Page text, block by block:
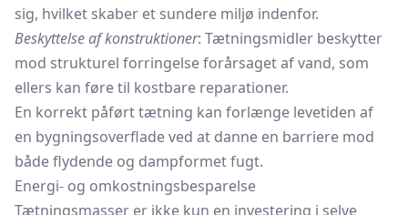
sig, hvilket skaber et sundere miljø indenfor.
Beskyttelse af konstruktioner: Tætningsmidler beskytter
mod strukturel forringelse forårsaget af vand, som
ellers kan føre til kostbare reparationer.
En korrekt påført tætning kan forlænge levetiden af
en bygningsoverflade ved at danne en barriere mod
både flydende og dampformet fugt.
Energi- og omkostningsbesparelse
Tætningsmasser er ikke kun en investering i selve